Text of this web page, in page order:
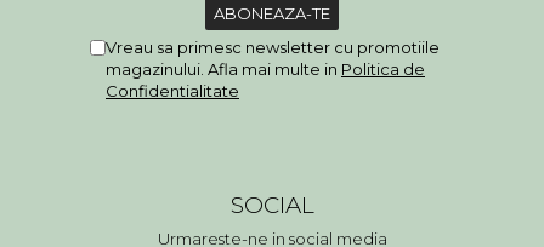
Vreau sa primesc newsletter cu promotiile
magazinului. Afla mai multe in Politica de
Confidentialitate
SOCIAL
Urmareste-ne in social media